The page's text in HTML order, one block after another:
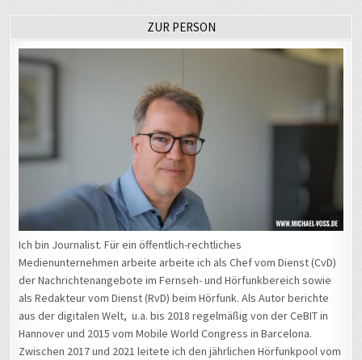
ZUR PERSON
Ich bin Journalist. Für ein öffentlich-rechtliches
Medienunternehmen arbeite arbeite ich als Chef vom Dienst (CvD)
der Nachrichtenangebote im Fernseh- und Hörfunkbereich sowie
als Redakteur vom Dienst (RvD) beim Hörfunk. Als Autor berichte
aus der digitalen Welt, u.a. bis 2018 regelmäßig von der CeBIT in
Hannover und 2015 vom Mobile World Congress in Barcelona.
Zwischen 2017 und 2021 leitete ich den jährlichen Hörfunkpool vom